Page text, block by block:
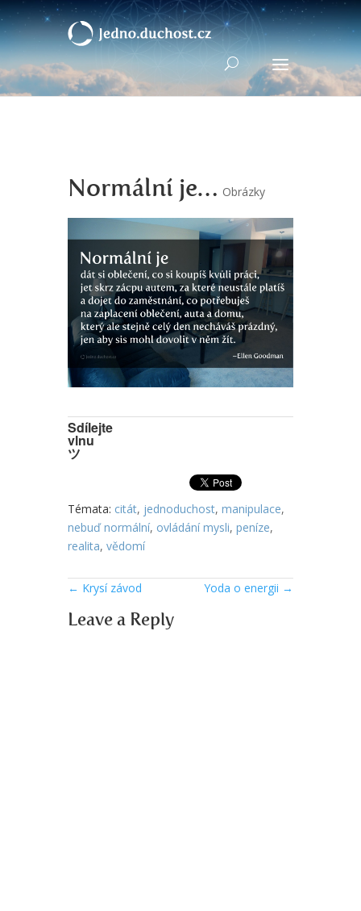
Normální je… Obrázky
Sdílejte
vlnu
ツ
Témata: citát, jednoduchost, manipulace,
nebuď normální, ovládání mysli, peníze,
realita, vědomí
← Krysí závod Yoda o energii →
Leave a Reply